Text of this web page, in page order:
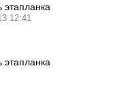
этапланка
12:41
этапланка